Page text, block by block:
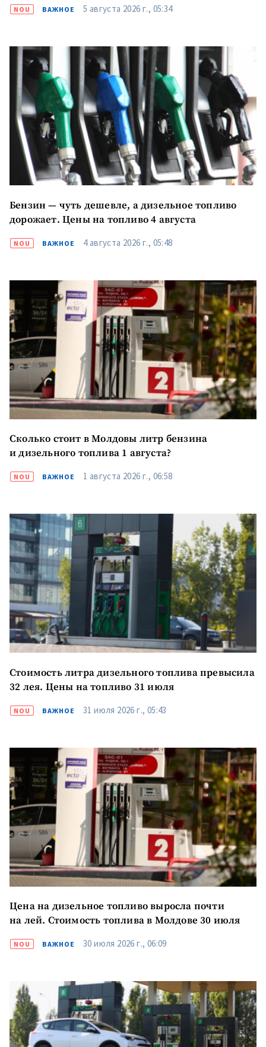
NOU ВАЖНОЕ 5 августа 2026 г., 05:34
Бензин — чуть дешевле, а дизельное топливо
дорожает. Цены на топливо 4 августа
NOU ВАЖНОЕ 4 августа 2026 г., 05:48
Сколько стоит в Молдовы литр бензина
и дизельного топлива 1 августа?
NOU ВАЖНОЕ 1 августа 2026 г., 06:58
Стоимость литра дизельного топлива превысила
32 лея. Цены на топливо 31 июля
NOU ВАЖНОЕ 31 июля 2026 г., 05:43
Цена на дизельное топливо выросла почти
на лей. Стоимость топлива в Молдове 30 июля
NOU ВАЖНОЕ 30 июля 2026 г., 06:09